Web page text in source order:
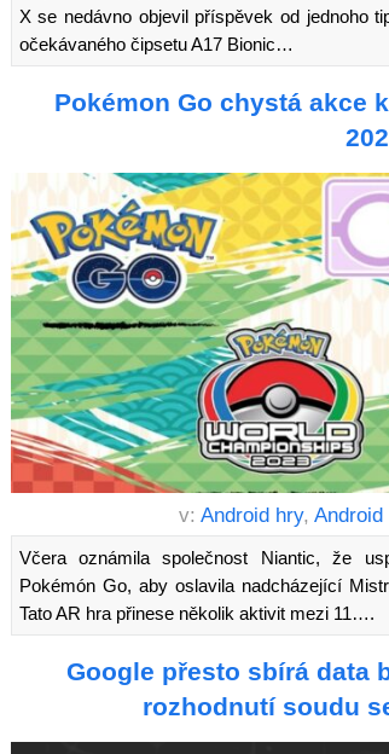
X se nedávno objevil příspěvek od jednoho
očekávaného čipsetu A17 Bionic…
Pokémon Go chystá akce
v:Android hry,
Včera oznámila společnost Niantic, že
Pokémón Go, aby oslavila nadcházející
Tato AR hra přinese několik aktivit mezi 11….
Google přesto sbírá data
rozhodnutí soudu